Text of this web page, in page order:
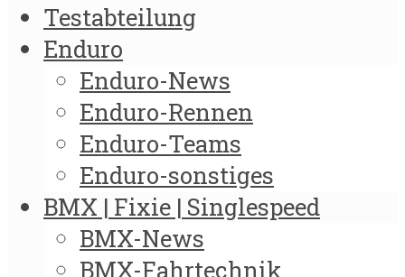
Testabteilung
Enduro
Enduro-News
Enduro-Rennen
Enduro-Teams
Enduro-sonstiges
BMX | Fixie | Singlespeed
BMX-News
BMX-Fahrtechnik